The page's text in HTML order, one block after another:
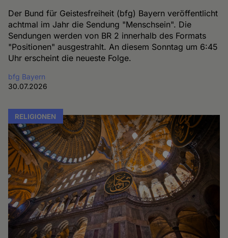
Der Bund für Geistesfreiheit (bfg) Bayern veröffentlicht
achtmal im Jahr die Sendung "Menschsein". Die
Sendungen werden von BR 2 innerhalb des Formats
"Positionen" ausgestrahlt. An diesem Sonntag um 6:45
Uhr erscheint die neueste Folge.
bfg Bayern
30.07.2026
RELIGIONEN